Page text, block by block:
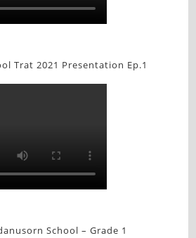
Trat 2021 Presentation Ep.1
School – Grade 1